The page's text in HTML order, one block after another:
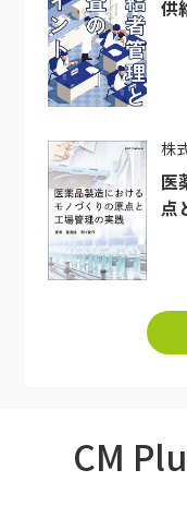
供
株
医
点
CM